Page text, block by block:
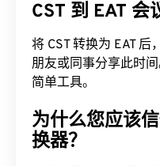
CST 到 EAT 会
将 CST 转换为 EAT 后
朋友或同事分享此时
简单工具。
为什么您应该
换器？